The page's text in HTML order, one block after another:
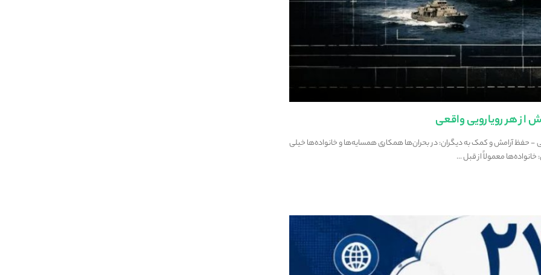
از هر رویارویی واقعی
- حفظ آرامش و کمک به دیگران: در بحران‌ها همکاری همسایه‌ها و خانواده‌ها خیلی
معمولاً از قبل...